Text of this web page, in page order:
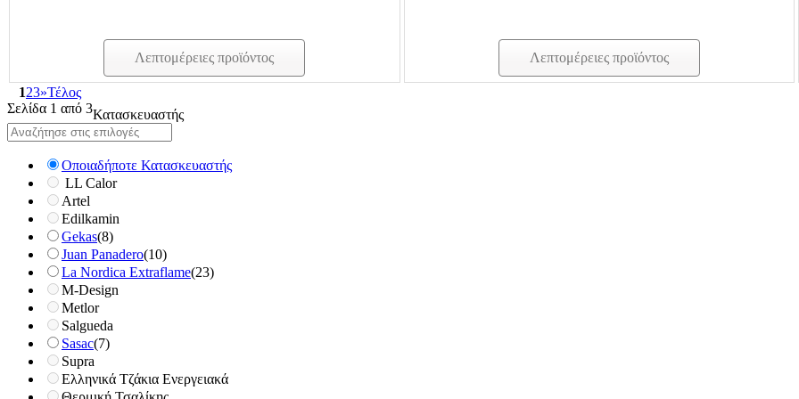
Λεπτομέρειες προϊόντος Λεπτομέρειες προϊόντος
123»Τέλος
Σελίδα 1 από 3Κατασκευαστής
Οποιαδήποτε Κατασκευαστής
LL Calor
Artel
Edilkamin
Gekas(8)
Juan Panadero(10)
La Nordica Extraflame(23)
M-Design
Metlor
Salgueda
Sasac(7)
Supra
Ελληνικά Τζάκια Ενεργειακά